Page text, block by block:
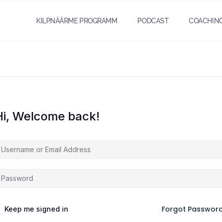
KILPNÄÄRME PROGRAMM PODCAST
Welcome back!
Keep me signed in Forgot